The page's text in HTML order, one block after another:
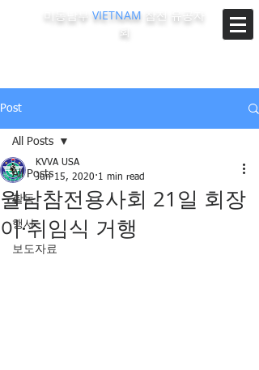
미동남부 VIETNAM 참전 유공자
회
Post
All Posts
활동
행사
보도자료
All Posts
월남참전용사회 21일 회장
이·취임식 거행
KVVA USA
Jun 15, 2020 1 min read